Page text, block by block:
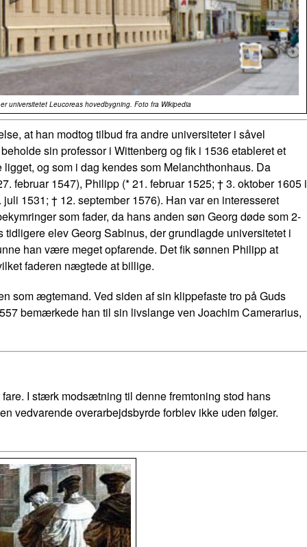
universitetet Leucoreas hovedbygning. Foto fra Wikipedia
at han modtog tilbud fra andre universiteter i såvel
sin professor i Wittenberg og fik i 1536 etableret et
og som i dag kendes som Melanchthonhaus. Da
februar 1547), Philipp (* 21. februar 1525; † 3. oktober 1605 i
1531; † 12. september 1576). Han var en interesseret
som fader, da hans anden søn Georg døde som 2-
elev Georg Sabinus, der grundlagde universitetet i
han være meget opfarende. Det fik sønnen Philipp at
faderen nægtede at billige.
som ægtemand. Ved siden af sin klippefaste tro på Guds
bemærkede han til sin livslange ven Joachim Camerarius,
I stærk modsætning til denne fremtoning stod hans
vedvarende overarbejdsbyrde forblev ikke uden følger.